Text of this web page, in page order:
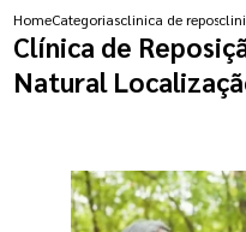
HomeCategoriasclinica de
Clínica de
Natural